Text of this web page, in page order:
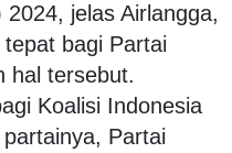
jelas Airlangga,
bagi Partai
hal tersebut.
Koalisi Indonesia
Partai